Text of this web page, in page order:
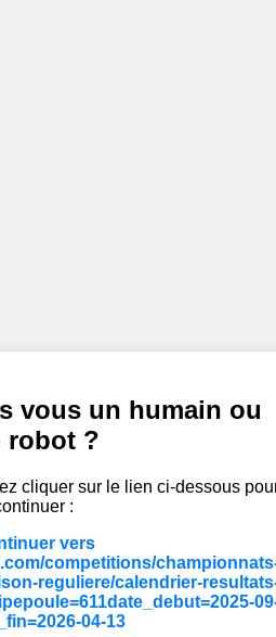
vous un humain ou
robot ?
cliquer sur le lien ci-dessous
:
vers
competitions/
reguliere/calendrier-
04-13